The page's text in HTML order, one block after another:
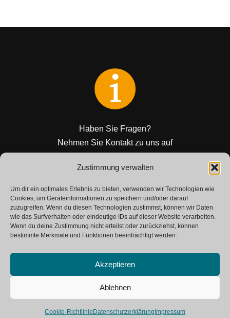
Zustimmung verwalten
Um dir ein optimales Erlebnis zu bieten, verwenden wir Technologien wie
Cookies, um Geräteinformationen zu speichern und/oder darauf
zuzugreifen. Wenn du diesen Technologien zustimmst, können wir Daten
wie das Surfverhalten oder eindeutige IDs auf dieser Website verarbeiten.
Wenn du deine Zustimmung nicht erteilst oder zurückziehst, können
bestimmte Merkmale und Funktionen beeinträchtigt werden.
Akzeptieren
Ablehnen
Cookie-Richtlinie Datenschutzerklärung Impressum
Haben Sie Fragen?
Nehmen Sie Kontakt zu uns auf
Datenschutzerklärung